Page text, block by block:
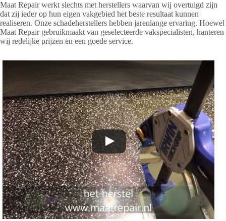
Maat Repair werkt slechts met herstellers waarvan wij overtuigd zijn
dat zij ieder op hun eigen vakgebied het beste resultaat kunnen
realiseren. Onze schadeherstellers hebben jarenlange ervaring. Hoewel
Maat Repair gebruikmaakt van geselecteerde vakspecialisten, hanteren
wij redelijke prijzen en een goede service.